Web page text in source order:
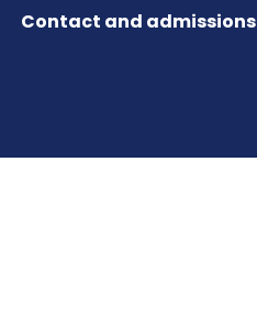
Contact and admissions